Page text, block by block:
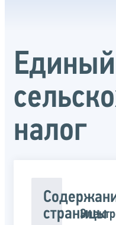
Единый
налог
страницы